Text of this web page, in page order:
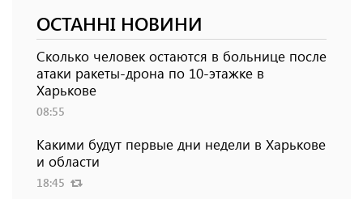
ОСТАННІ НОВИНИ
Сколько человек остаются в больнице после
атаки ракеты-дрона по 10-этажке в
Харькове
08:55
Какими будут первые дни недели в Харькове
и области
18:45